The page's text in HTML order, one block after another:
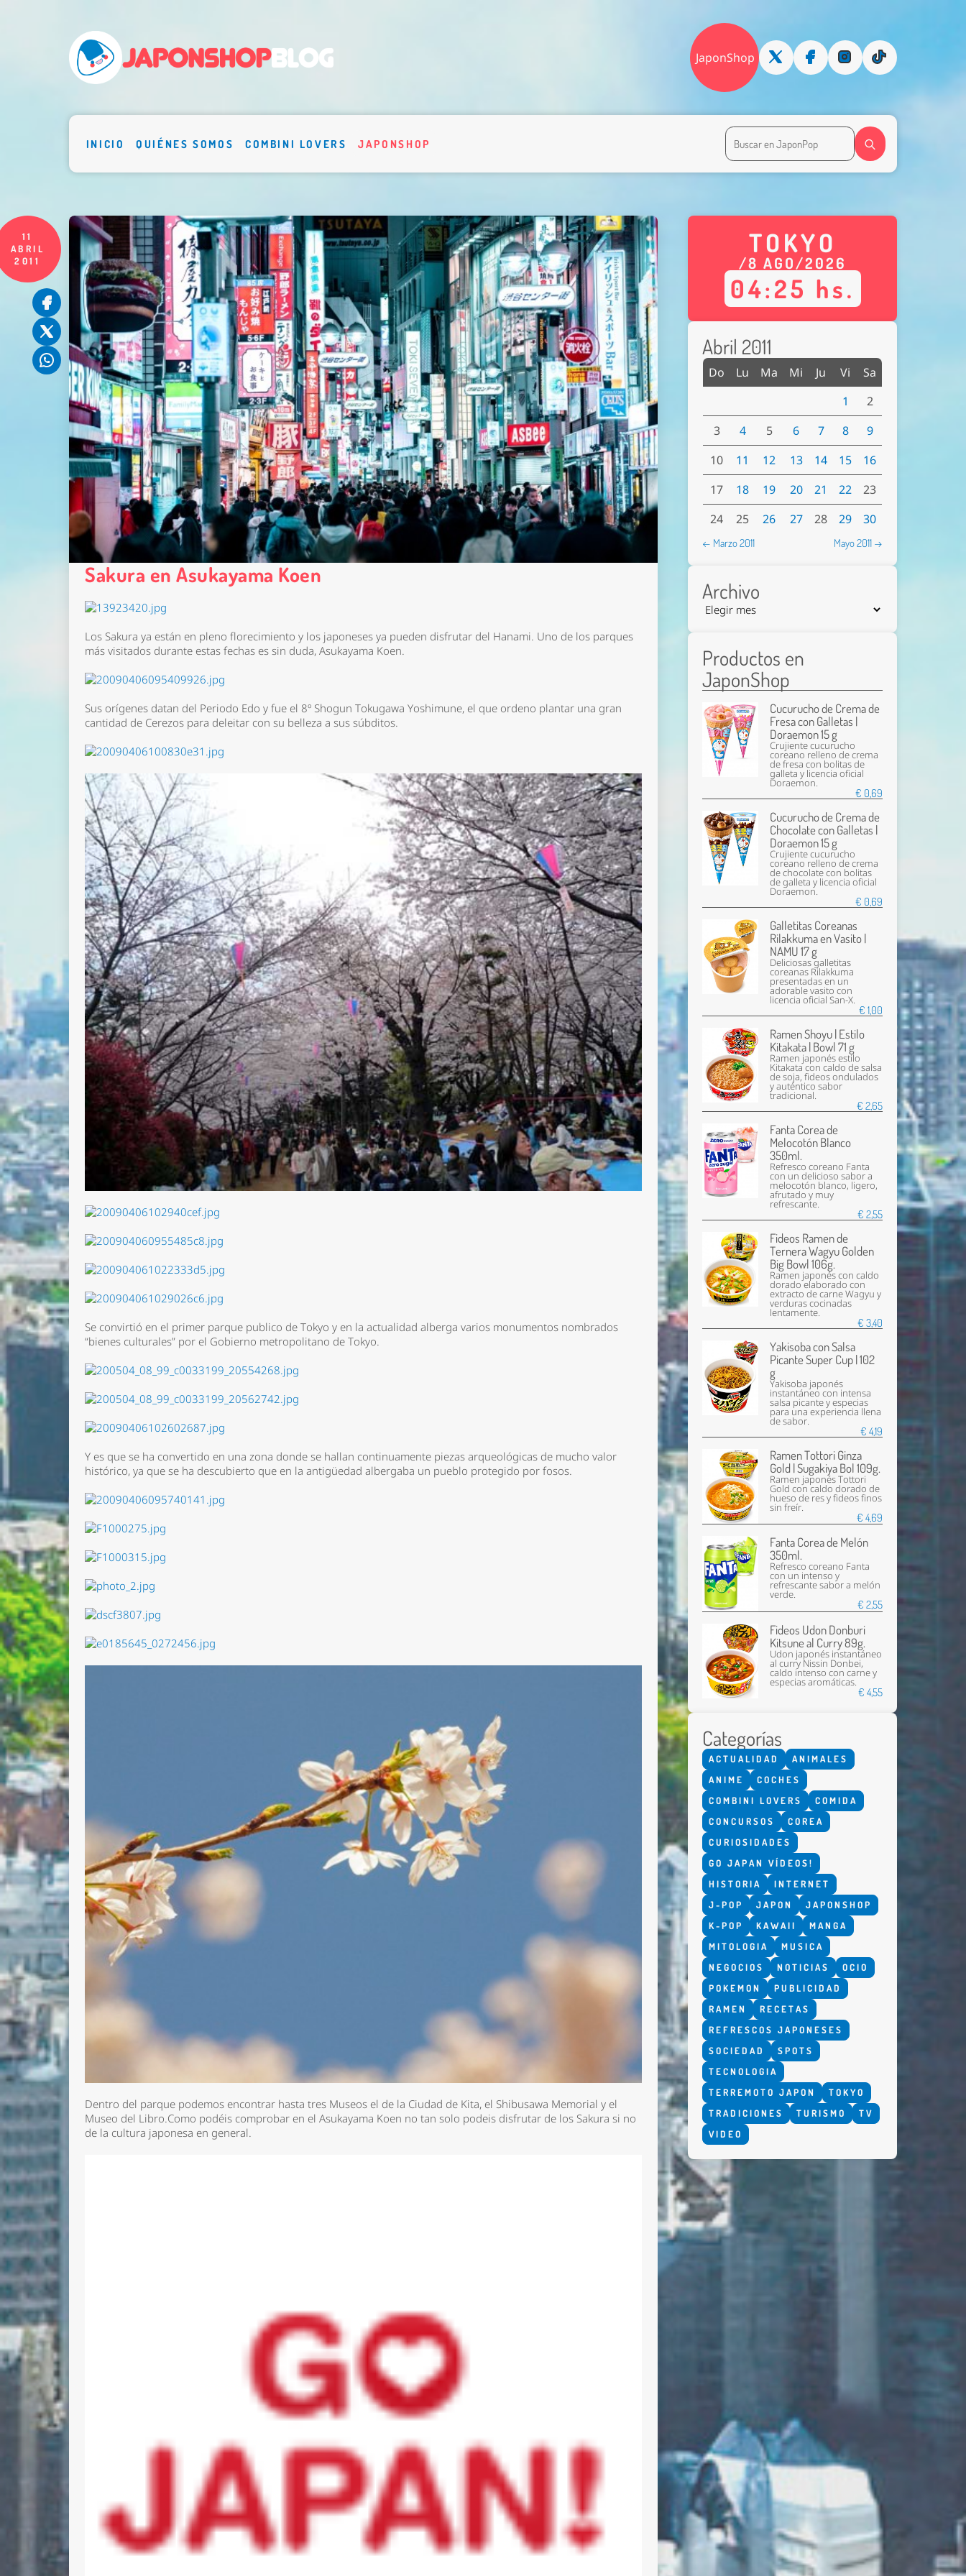
JaponShop
INICIO QUIÉNES SOMOS COMBINI LOVERS JAPONSHOP
11
ABRIL
2011
Sakura en Asukayama Koen
Los Sakura ya están en pleno florecimiento y los japoneses ya pueden disfrutar del Hanami. Uno de los parques
más visitados durante estas fechas es sin duda, Asukayama Koen.
Sus orígenes datan del Periodo Edo y fue el 8º Shogun Tokugawa Yoshimune, el que ordeno plantar una gran
cantidad de Cerezos para deleitar con su belleza a sus súbditos.
Se convirtió en el primer parque publico de Tokyo y en la actualidad alberga varios monumentos nombrados
“bienes culturales” por el Gobierno metropolitano de Tokyo.
Y es que se ha convertido en una zona donde se hallan continuamente piezas arqueológicas de mucho valor
histórico, ya que se ha descubierto que en la antigüedad albergaba un pueblo protegido por fosos.
Dentro del parque podemos encontrar hasta tres Museos el de la Ciudad de Kita, el Shibusawa Memorial y el
Museo del Libro.Como podéis comprobar en el Asukayama Koen no tan solo podeis disfrutar de los Sakura si no
de la cultura japonesa en general.
TOKYO
/8 AGO/2026
04:25 hs.
Abril 2011
Do Lu Ma Mi Ju Vi
Sa
1
2
3
4 5 6 7 8
9
10
11 12 13 14 15
16
17
18 19 20 21 22
23
24
25 26 27 28 29 30
← Marzo 2011 Mayo 2011 →
Archivo
Productos en
JaponShop
Cucurucho de Crema de
Fresa con Galletas |
Doraemon 15 g
Crujiente cucurucho
coreano relleno de crema
de fresa con bolitas de
galleta y licencia oficial
Doraemon.
€ 0,69
Cucurucho de Crema de
Chocolate con Galletas |
Doraemon 15 g
Crujiente cucurucho
coreano relleno de crema
de chocolate con bolitas
de galleta y licencia oficial
Doraemon.
€ 0,69
Galletitas Coreanas
Rilakkuma en Vasito |
NAMU 17 g
Deliciosas galletitas
coreanas Rilakkuma
presentadas en un
adorable vasito con
licencia oficial San-X.
€ 1,00
Ramen Shoyu | Estilo
Kitakata | Bowl 71 g
Ramen japonés estilo
Kitakata con caldo de salsa
de soja, fideos ondulados
y auténtico sabor
tradicional.
€ 2,65
Fanta Corea de
Melocotón Blanco
350ml.
Refresco coreano Fanta
con un delicioso sabor a
melocotón blanco, ligero,
afrutado y muy
refrescante.
€ 2,55
Fideos Ramen de
Ternera Wagyu Golden
Big Bowl 106g.
Ramen japonés con caldo
dorado elaborado con
extracto de carne Wagyu y
verduras cocinadas
lentamente.
€ 3,40
Yakisoba con Salsa
Picante Super Cup | 102
g
Yakisoba japonés
instantáneo con intensa
salsa picante y especias
para una experiencia llena
de sabor.
€ 4,19
Ramen Tottori Ginza
Gold | Sugakiya Bol 109g.
Ramen japonés Tottori
Gold con caldo dorado de
hueso de res y fideos finos
sin freír.
€ 4,69
Fanta Corea de Melón
350ml.
Refresco coreano Fanta
con un intenso y
refrescante sabor a melón
verde.
€ 2,55
Fideos Udon Donburi
Kitsune al Curry 89g.
Udon japonés instantáneo
al curry Nissin Donbei,
caldo intenso con carne y
especias aromáticas.
€ 4,55
Categorías
ACTUALIDAD
ANIMALES
ANIME
COCHES
COMBINI LOVERS
COMIDA
CONCURSOS
COREA
CURIOSIDADES
GO JAPAN VÍDEOS!
HISTORIA
INTERNET
J-POP
JAPON
JAPONSHOP
K-POP
KAWAII
MANGA
MITOLOGIA
MUSICA
NEGOCIOS
NOTICIAS
OCIO
POKEMON
PUBLICIDAD
RAMEN
RECETAS
REFRESCOS JAPONESES
SOCIEDAD
SPOTS
TECNOLOGIA
TERREMOTO JAPON
TOKYO
TRADICIONES
TURISMO
TV
VIDEO
Enviar